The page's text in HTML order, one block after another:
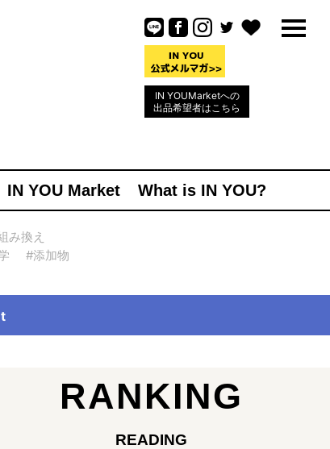
IN YOUMarketへの
出品希望者はこちら
IN YOU Market What is IN YOU?
み換え
#添加物
RANKING
READING